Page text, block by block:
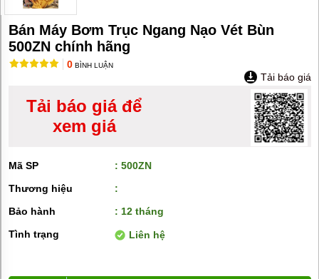
BƠM
TĂNG
ÁP
BƠM
BƠM
MÁY
HÚT
PHUY
BƠM
Bán Máy Bơm Trục Ngang Nạo Vét Bùn
500ZN chính hãng
0 BÌNH LUẬN
Tải báo giá
Tải báo giá để
xem giá
Mã SP
: 500ZN
Thương hiệu
:
Bảo hành
: 12 tháng
Tình trạng
Liên hệ